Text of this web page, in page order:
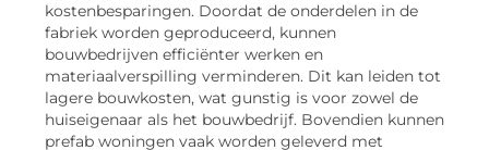
kostenbesparingen. Doordat de onderdelen in de
fabriek worden geproduceerd, kunnen
bouwbedrijven efficiënter werken en
materiaalverspilling verminderen. Dit kan leiden tot
lagere bouwkosten, wat gunstig is voor zowel de
huiseigenaar als het bouwbedrijf. Bovendien kunnen
prefab woningen vaak worden geleverd met